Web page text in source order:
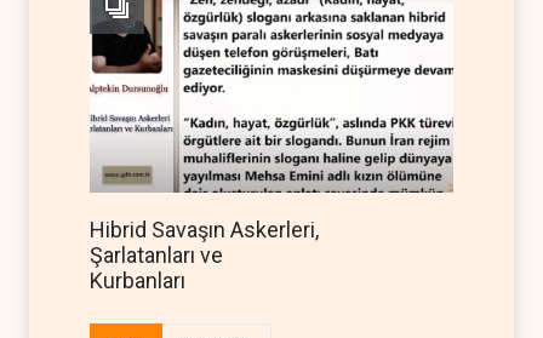
Hibrid Savaşın Askerleri,
Şarlatanları ve
Kurbanları